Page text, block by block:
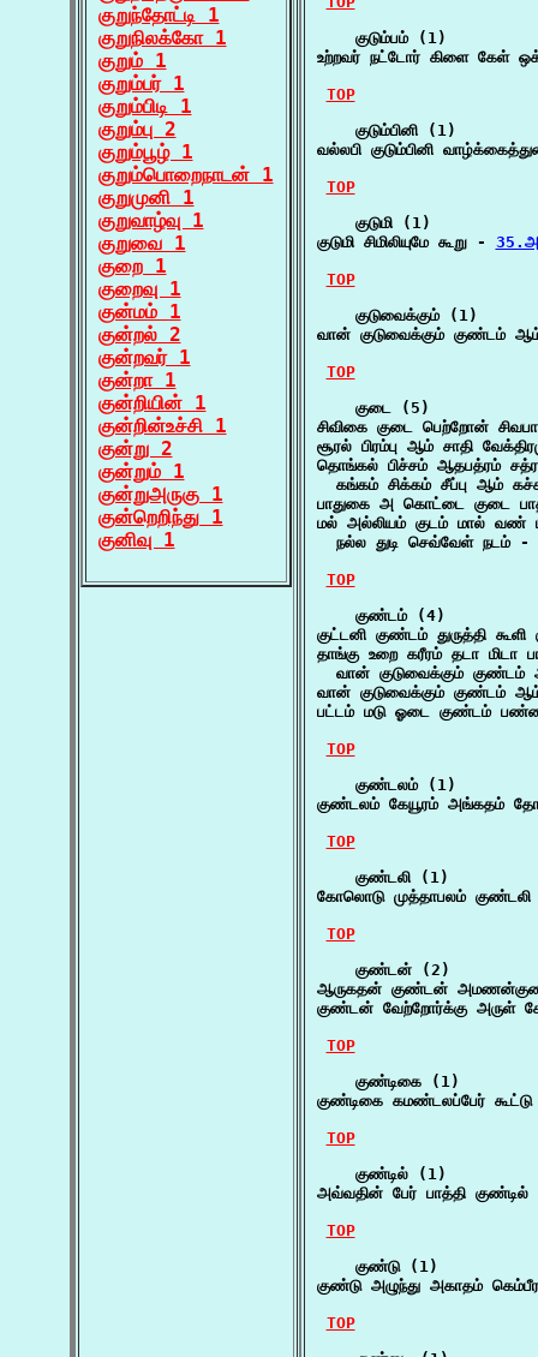
குறுந்தோட்டி 1
குறுநிலக்கோ 1
குறும் 1
குறும்பர் 1
குறும்பிடி 1
குறும்பு 2
குறும்பூழ் 1
குறும்பொறைநாடன் 1
குறுமுனி 1
குறுவாழ்வு 1
குறுவை 1
குறை 1
குறைவு 1
குன்மம் 1
குன்றல் 2
குன்றவர் 1
குன்றா 1
குன்றியின் 1
குன்றின்உச்சி 1
குன்று 2
குன்றும் 1
குன்றுஅருகு 1
குன்றெறிந்து 1
குனிவு 1
    குடும்பம் (1)
உற்றவர் நட்டோர் கிளை கேள்
TOP
    குடும்பினி (1)
வல்லபி குடும்பினி
TOP
    குடுமி (1)
குடுமி சிமிலியுமே கூறு -
TOP
    குடுவைக்கும் (1)
வான் குடுவைக்கும் குண்டம்
TOP
    குடை (5)
சிவிகை குடை பெற்றோன்
சூரல் பிரம்பு ஆம் சாதி
தொங்கல் பிச்சம் ஆதபத்ரம்
கங்கம் சிக்கம் சீப்பு ஆம்
பாதுகை அ கொட்டை குடை
மல் அல்லியம் குடம் மால் வண்
  நல்ல துடி செவ்வேள் நடம் -
TOP
    குண்டம் (4)
குட்டனி குண்டம் துருத்தி
தாங்கு உறை கரீரம் தடா மிடா
வான் குடுவைக்கும்
வான் குடுவைக்கும் குண்டம்
பட்டம் மடு ஓடை குண்டம்
TOP
    குண்டலம் (1)
குண்டலம் கேயூரம் அங்கதம்
TOP
    குண்டலி (1)
கோலொடு முத்தாபலம்
TOP
    குண்டன் (2)
ஆருகதன் குண்டன்
குண்டன் வேற்றோர்க்கு
TOP
    குண்டிகை (1)
குண்டிகை கமண்டலப்பேர்
TOP
    குண்டில் (1)
அவ்வதின் பேர் பாத்தி
TOP
    குண்டு (1)
குண்டு அழுந்து அகாதம்
TOP